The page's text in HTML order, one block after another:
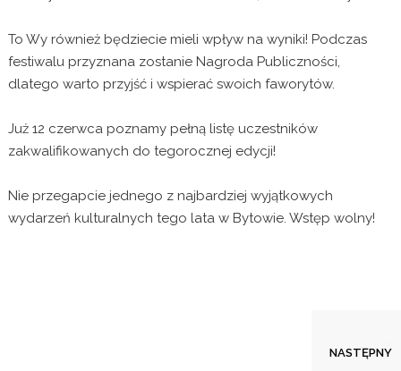
To Wy również będziecie mieli wpływ na wyniki! Podczas
festiwalu przyznana zostanie Nagroda Publiczności,
dlatego warto przyjść i wspierać swoich faworytów.
Już 12 czerwca poznamy pełną listę uczestników
zakwalifikowanych do tegorocznej edycji!
Nie przegapcie jednego z najbardziej wyjątkowych
wydarzeń kulturalnych tego lata w Bytowie. Wstęp wolny!
NASTĘPNY